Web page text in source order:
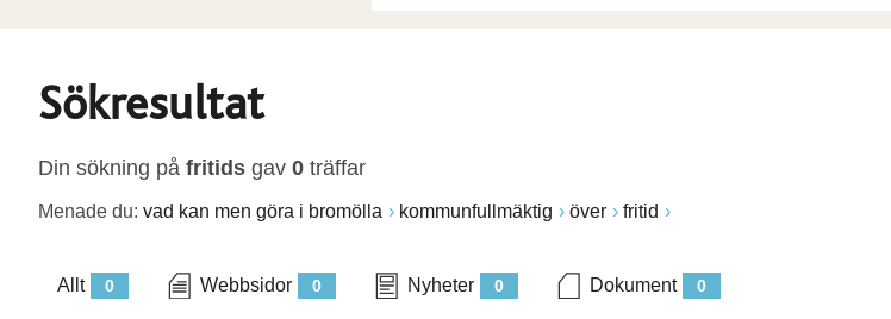
Sökresultat
Din sökning på fritids gav 0 träffar
Menade du: vad kan men göra i bromölla kommunfullmäktig över fritid
0
Allt 0
Webbsidor 0
Nyheter 0
Dokument